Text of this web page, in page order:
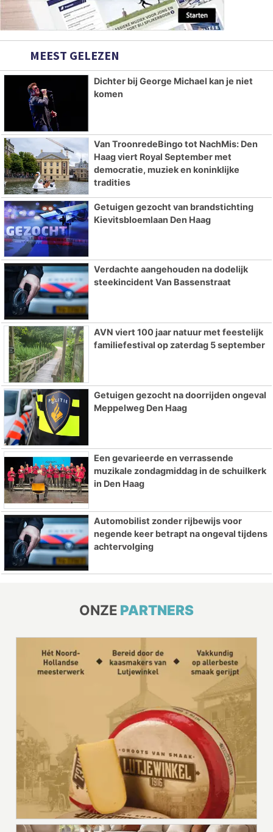
MEEST GELEZEN
Dichter bij George Michael kan je niet
komen
Van TroonredeBingo tot NachMis: Den
Haag viert Royal September met
democratie, muziek en koninklijke
tradities
Getuigen gezocht van brandstichting
Kievitsbloemlaan Den Haag
Verdachte aangehouden na dodelijk
steekincident Van Bassenstraat
AVN viert 100 jaar natuur met feestelijk
familiefestival op zaterdag 5 september
Getuigen gezocht na doorrijden ongeval
Meppelweg Den Haag
Een gevarieerde en verrassende
muzikale zondagmiddag in de schuilkerk
in Den Haag
Automobilist zonder rijbewijs voor
negende keer betrapt na ongeval tijdens
achtervolging
ONZE PARTNERS